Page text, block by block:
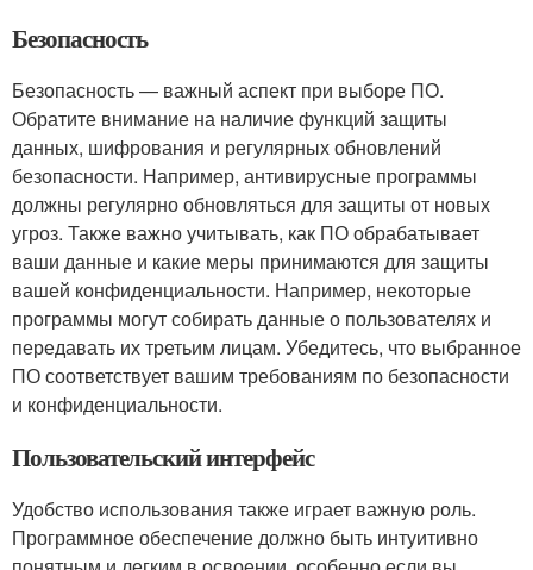
Безопасность
Безопасность — важный аспект при выборе ПО.
Обратите внимание на наличие функций защиты
данных, шифрования и регулярных обновлений
безопасности. Например, антивирусные программы
должны регулярно обновляться для защиты от новых
угроз. Также важно учитывать, как ПО обрабатывает
ваши данные и какие меры принимаются для защиты
вашей конфиденциальности. Например, некоторые
программы могут собирать данные о пользователях и
передавать их третьим лицам. Убедитесь, что выбранное
ПО соответствует вашим требованиям по безопасности
и конфиденциальности.
Пользовательский интерфейс
Удобство использования также играет важную роль.
Программное обеспечение должно быть интуитивно